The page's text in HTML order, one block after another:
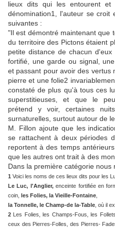
lieux dits qui les entourent
dénomination1, l'auteur se croit
suivantes :
"Il est démontré maintenant que
du territoire des Pictons étaient
petite distance de chacun
fortifié, une garde ou signal,
et passant pour avoir des vertus
pierre et une folie2
constaté de plus qu'à tous ces
superstitieuses, et que le
prétend y voir, certaines
surnaturelles, surtout autour de
M. Fillon ajoute que les
se rattachent à deux périodes
reportent à des temps
que les autres ont trait à des
Dans la première catégorie nous
1 Voici les noms de ces lieux dits pour les
Le Luc, l'Anglier,enceinte fortifiée en
coin, les Folies, la Vieille-Fontaine
la Tonnelle, le Champ-de la-Table , où il
2 Les Folies, les Champs-Fous, les
ceux des Pierres-Folles, des Pierres-